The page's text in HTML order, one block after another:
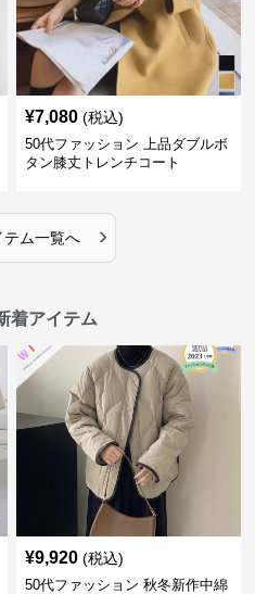
¥7,080 (税込)
50代ファッション 上品ダブルボ
タン膝丈トレンチコート
テム一覧へ ›
着アイテム
¥9,920 (税込)
50代ファッション 秋冬新作中綿